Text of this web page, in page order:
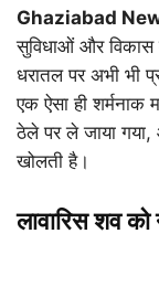
Ghaziabad
सुविधाओं और विकास
धरातल पर अभी भी
एक ऐसा ही शर्मनाक
ठेले पर ले जाया
खोलती है।
लावारिस शव